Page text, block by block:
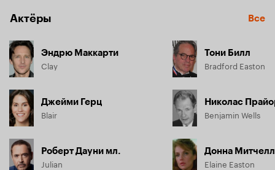
Актёры Все
Эндрю Маккарти
Clay
Джейми Герц
Blair
Роберт Дауни мл.
Julian
Тони Билл
Bradford Easton
Николас
Benjamin Wells
Донна Митчелл
Elaine Easton